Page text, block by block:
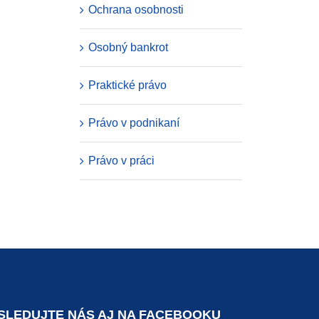
Ochrana osobnosti
Osobný bankrot
Praktické právo
Právo v podnikaní
Právo v práci
NÁS AJ NA FACEBOOKU